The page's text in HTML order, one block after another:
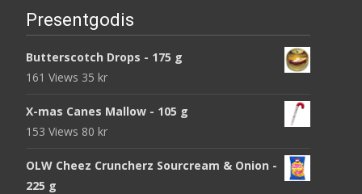
Presentgodis
Butterscotch Drops - 175 g
161 Views 35 kr
X-mas Canes Mallow - 105 g
153 Views 80 kr
OLW Cheez Cruncherz Sourcream & Onion -
225 g